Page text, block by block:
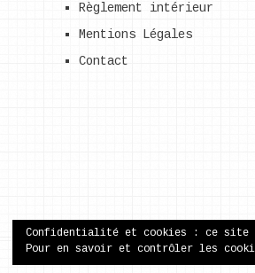
Règlement intérieur
Mentions Légales
Contact
Confidentialité et cookies : ce site
Pour en savoir et contrôler les